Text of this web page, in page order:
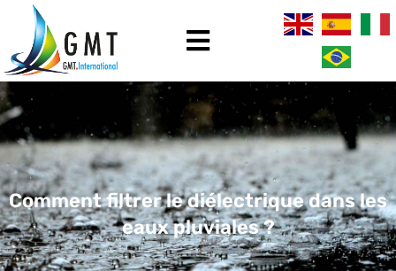
Comment filtrer le diélectrique dans les
eaux pluviales ?